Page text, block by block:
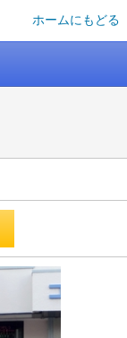
ホームにもどる